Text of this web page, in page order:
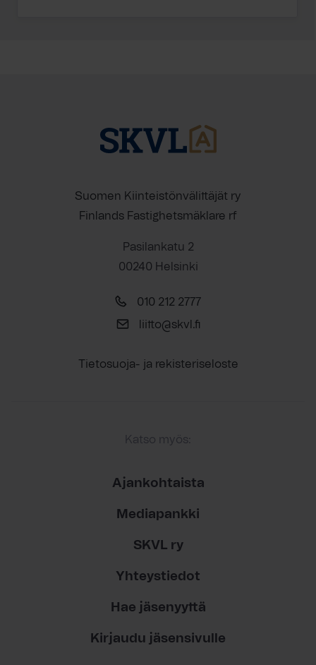
Suomen Kiinteistönvälittäjät ry
Finlands Fastighetsmäklare rf
Pasilankatu 2
00240 Helsinki
010 212 2777
liitto@skvl.fi
Tietosuoja- ja rekisteriseloste
Katso myös:
Ajankohtaista
Mediapankki
SKVL ry
Yhteystiedot
Hae jäsenyyttä
Kirjaudu jäsensivulle